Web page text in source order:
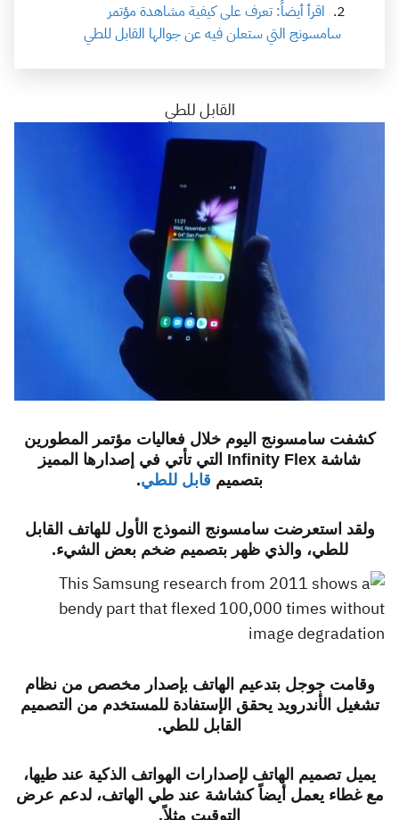
اقرأ أيضاً: تعرف على كيفية مشاهدة مؤتمر
سامسونج التي ستعلن فيه عن جوالها القابل للطي
القابل للطي
كشفت سامسونج اليوم خلال فعاليات مؤتمر المطورين
شاشة Infinity Flex التي تأتي في إصدارها المميز
بتصميم قابل للطي.
ولقد استعرضت سامسونج النموذج الأول للهاتف القابل
للطي، والذي ظهر بتصميم ضخم بعض الشيء.
وقامت جوجل بتدعيم الهاتف بإصدار مخصص من نظام
تشغيل الأندرويد يحقق الإستفادة للمستخدم من التصميم
القابل للطي.
يميل تصميم الهاتف لإصدارات الهواتف الذكية عند طيها،
مع غطاء يعمل أيضاً كشاشة عند طي الهاتف، لدعم عرض
التوقيت مثلاً.